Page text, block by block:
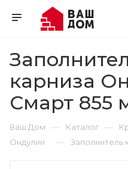
карниза
Смарт 855
Ваш Дом — Каталог —
Ондулин — Заполнитель